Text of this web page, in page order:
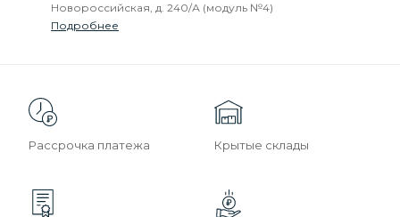
Новороссийская, д. 240/А (модуль №4)
Подробнее
Рассрочка платежа Крытые склады